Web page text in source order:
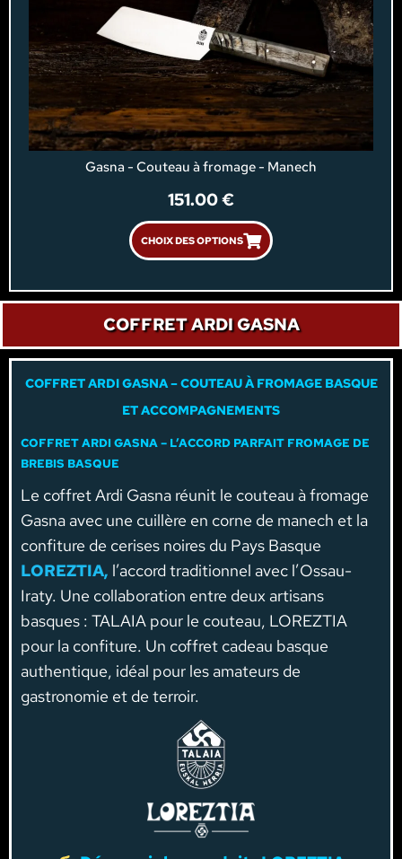
Gasna - Couteau à fromage - Manech
151.00€
CHOIX DES OPTIONS
COFFRET ARDI GASNA
COFFRET ARDI GASNA – COUTEAU À FROMAGE BASQUE
ET ACCOMPAGNEMENTS
COFFRET ARDI GASNA – L’ACCORD PARFAIT FROMAGE DE
BREBIS BASQUE
Le coffret Ardi Gasna réunit le couteau à fromage
Gasna avec une cuillère en corne de manech et la
confiture de cerises noires du Pays Basque
LOREZTIA, l’accord traditionnel avec l’Ossau-
Iraty. Une collaboration entre deux artisans
basques : TALAIA pour le couteau, LOREZTIA
pour la confiture. Un coffret cadeau basque
authentique, idéal pour les amateurs de
gastronomie et de terroir.